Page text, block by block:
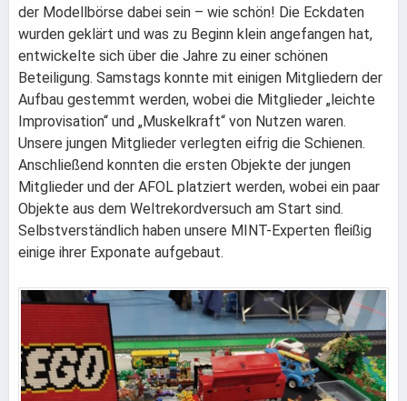
der Modellbörse dabei sein – wie schön! Die Eckdaten
wurden geklärt und was zu Beginn klein angefangen hat,
entwickelte sich über die Jahre zu einer schönen
Beteiligung. Samstags konnte mit einigen Mitgliedern der
Aufbau gestemmt werden, wobei die Mitglieder „leichte
Improvisation“ und „Muskelkraft“ von Nutzen waren.
Unsere jungen Mitglieder verlegten eifrig die Schienen.
Anschließend konnten die ersten Objekte der jungen
Mitglieder und der AFOL platziert werden, wobei ein paar
Objekte aus dem Weltrekordversuch am Start sind.
Selbstverständlich haben unsere MINT-Experten fleißig
einige ihrer Exponate aufgebaut.